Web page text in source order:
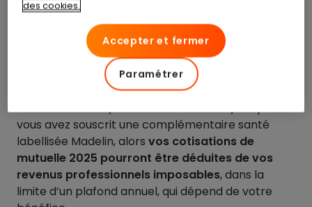
indépendants
professions libérales, gérants non-salariés…) Eux,
peuvent déduire leurs cotisations de mutuelle sous
certaines conditions. C’est le dispositif dit du
.
Si vous êtes TNS (travailleur non salarié) et que
vous avez souscrit une complémentaire santé
labellisée Madelin, alors vos cotisations de
mutuelle 2025 pourront être déduites de vos
revenus professionnels imposables, dans la
limite d’un plafond annuel, qui dépend de votre
des cookies.
Accepter et fermer
Paramétrer